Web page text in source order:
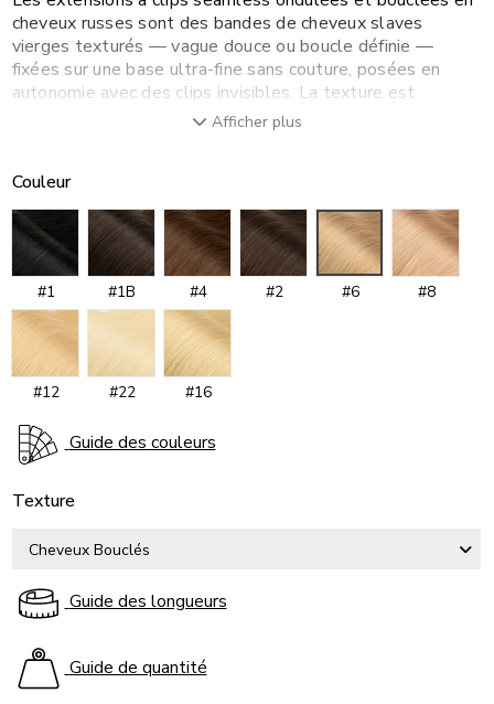
cheveux russes sont des bandes de cheveux slaves
vierges texturés — vague douce ou boucle définie —
fixées sur une base ultra-fine sans couture, posées en
autonomie avec des clips invisibles. La texture est
permanente et résiste au lavage. Sans colle, sans coiffeur,
5 minutes et apportent volume, longueur et mouvement à
une chevelure lisse ou naturellement ondulée.
Afficher plus
Couleur
#1 #1B #4 #2 #6 #8
#12 #22 #16
Guide des couleurs
Texture
Guide des longueurs
Guide de quantité